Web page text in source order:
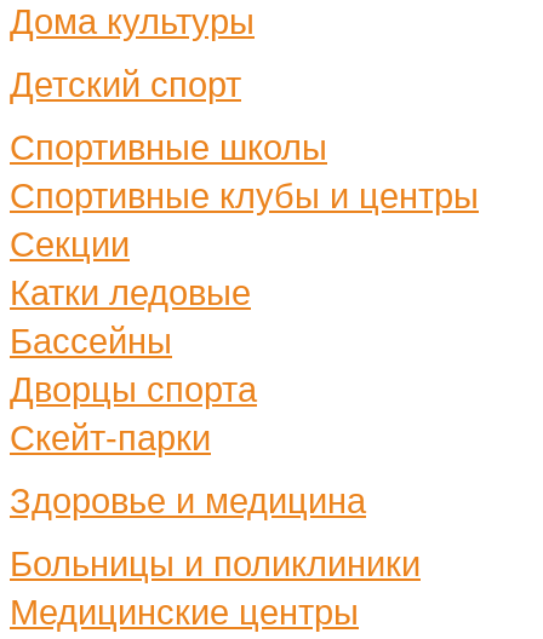
Дома культуры
Детский спорт
Спортивные школы
Спортивные клубы и центры
Секции
Катки ледовые
Бассейны
Дворцы спорта
Скейт-парки
Здоровье и медицина
Больницы и поликлиники
Медицинские центры